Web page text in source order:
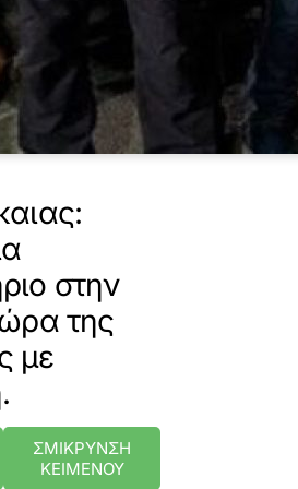
στην
της
με
ΣΜΙΚΡΥΝΣΗ
ΚΕΙΜΕΝΟΥ